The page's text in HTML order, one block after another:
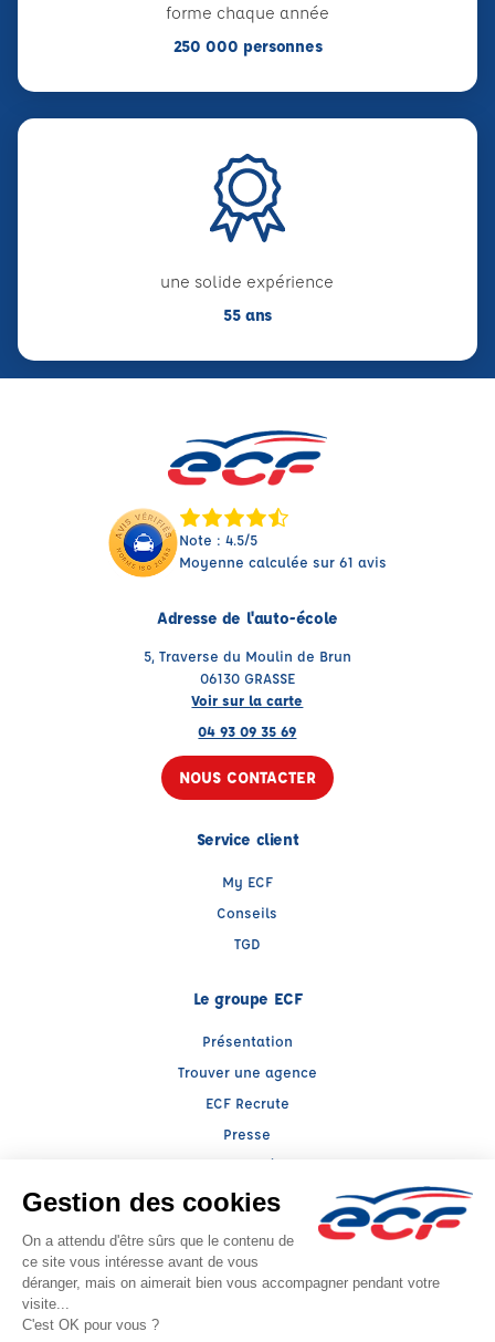
forme chaque année
250 000 personnes
une solide expérience
55 ans
Note : 4.5/5
Moyenne calculée sur 61 avis
Adresse de l'auto-école
5, Traverse du Moulin de Brun
06130 GRASSE
Voir sur la carte
04 93 09 35 69
NOUS CONTACTER
Service client
My ECF
Conseils
TGD
Le groupe ECF
Présentation
Trouver une agence
ECF Recrute
Presse
Actualités
Raison sociale : ABC AU BON CONDUCTEUR - Capital social: 12196€
SIREN: 318812971 - Numéro de TVA intracommunautaire: FR 10 318812971
Agrément n°E2200600050